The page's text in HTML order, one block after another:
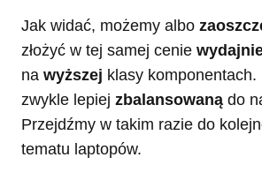
Jak widać, możemy albo
złożyć w tej samej cenie
na wyższej klasy
zwykle lepiej zbalansowaną do
Przejdźmy w takim razie do
tematu laptopów.